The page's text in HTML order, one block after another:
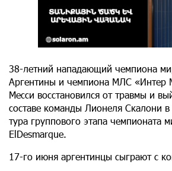
38-летний нападающий чемпиона
Аргентины и чемпиона МЛС «Интер
Месси восстановился от травмы и
составе команды Лионеля Скалони в
тура группового этапа чемпионата
ElDesmarque.
17-го июня аргентинцы сыграют с